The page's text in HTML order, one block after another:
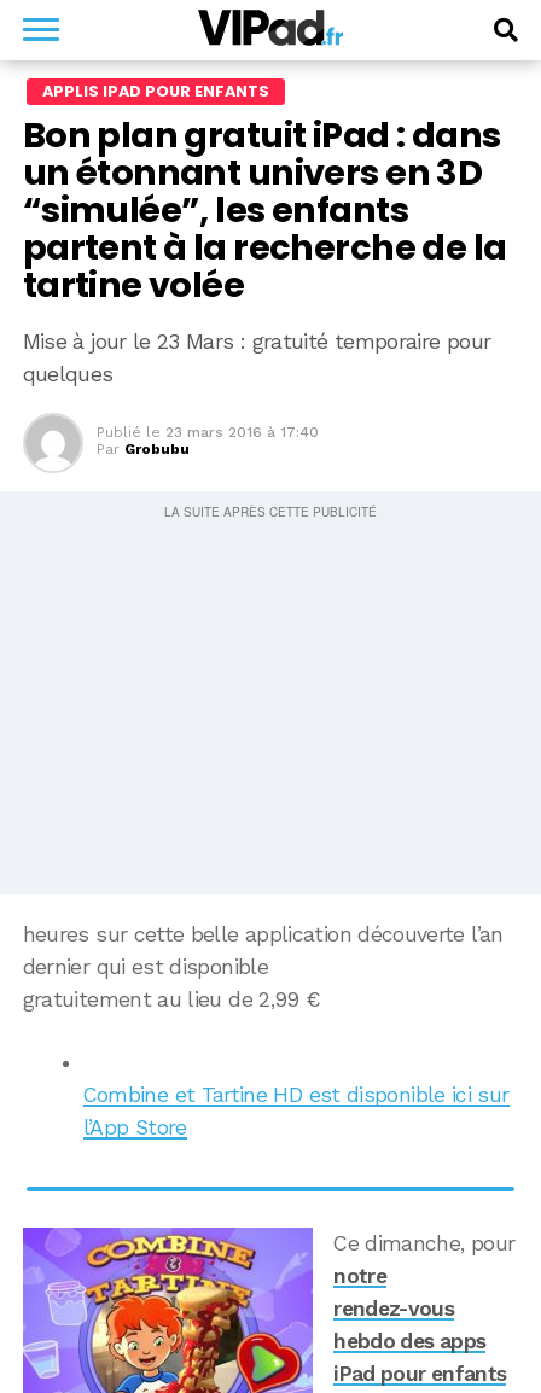
APPLIS IPAD POUR ENFANTS
Bon plan gratuit iPad : dans
un étonnant univers en 3D
“simulée”, les enfants
partent à la recherche de la
tartine volée
Mise à jour le 23 Mars : gratuité temporaire pour
quelques
Publié le 23 mars 2016 à 17:40
Par Grobubu
heures sur cette belle application découverte l’an
dernier qui est disponible
gratuitement au lieu de 2,99 €
Combine et Tartine HD est disponible ici sur
l’App Store
Ce dimanche, pour
notre
rendez-vous
hebdo des apps
iPad pour enfants